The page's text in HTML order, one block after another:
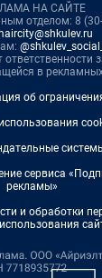
НА САЙТЕ
отделом: 8
ответственности
в
об
сервиса
рекламы»
и обработки